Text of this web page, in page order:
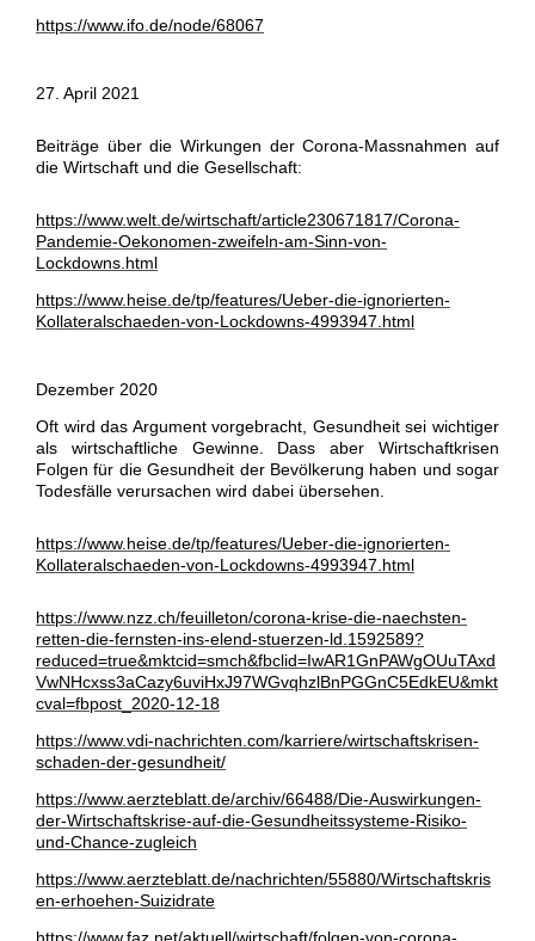
https://www.ifo.de/node/68067
27. April 2021
Beiträge über die Wirkungen der Corona-Massnahmen auf
die Wirtschaft und die Gesellschaft:
https://www.welt.de/wirtschaft/article230671817/Corona-
Pandemie-Oekonomen-zweifeln-am-Sinn-von-
Lockdowns.html
https://www.heise.de/tp/features/Ueber-die-ignorierten-
Kollateralschaeden-von-Lockdowns-4993947.html
Dezember 2020
Oft wird das Argument vorgebracht, Gesundheit sei wichtiger
als wirtschaftliche Gewinne. Dass aber Wirtschaftkrisen
Folgen für die Gesundheit der Bevölkerung haben und sogar
Todesfälle verursachen wird dabei übersehen.
https://www.heise.de/tp/features/Ueber-die-ignorierten-
Kollateralschaeden-von-Lockdowns-4993947.html
https://www.nzz.ch/feuilleton/corona-krise-die-naechsten-
retten-die-fernsten-ins-elend-stuerzen-ld.1592589?
reduced=true&mktcid=smch&fbclid=IwAR1GnPAWgOUuTAxd
VwNHcxss3aCazy6uviHxJ97WGvqhzlBnPGGnC5EdkEU&mkt
cval=fbpost_2020-12-18
https://www.vdi-nachrichten.com/karriere/wirtschaftskrisen-
schaden-der-gesundheit/
https://www.aerzteblatt.de/archiv/66488/Die-Auswirkungen-
der-Wirtschaftskrise-auf-die-Gesundheitssysteme-Risiko-
und-Chance-zugleich
https://www.aerzteblatt.de/nachrichten/55880/Wirtschaftskris
en-erhoehen-Suizidrate